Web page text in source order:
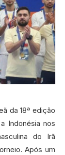
da 18ª edição
Indonésia nos
do Irã
Após um